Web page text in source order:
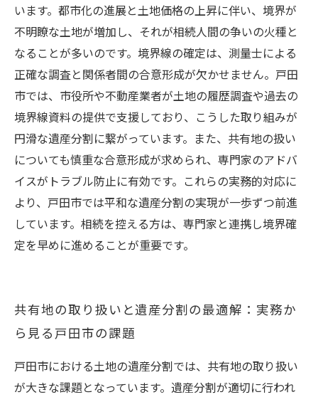
います。都市化の進展と土地価格の上昇に伴い、境界が
不明瞭な土地が増加し、それが相続人間の争いの火種と
なることが多いのです。境界線の確定は、測量士による
正確な調査と関係者間の合意形成が欠かせません。戸田
市では、市役所や不動産業者が土地の履歴調査や過去の
境界線資料の提供で支援しており、こうした取り組みが
円滑な遺産分割に繋がっています。また、共有地の扱い
についても慎重な合意形成が求められ、専門家のアドバ
イスがトラブル防止に有効です。これらの実務的対応に
より、戸田市では平和な遺産分割の実現が一歩ずつ前進
しています。相続を控える方は、専門家と連携し境界確
定を早めに進めることが重要です。
共有地の取り扱いと遺産分割の最適解：実務か
ら見る戸田市の課題
戸田市における土地の遺産分割では、共有地の取り扱い
が大きな課題となっています。遺産分割が適切に行われ